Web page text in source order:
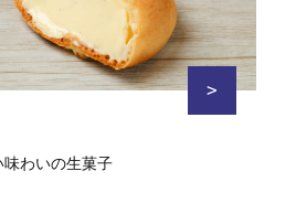
>
わいの生菓子